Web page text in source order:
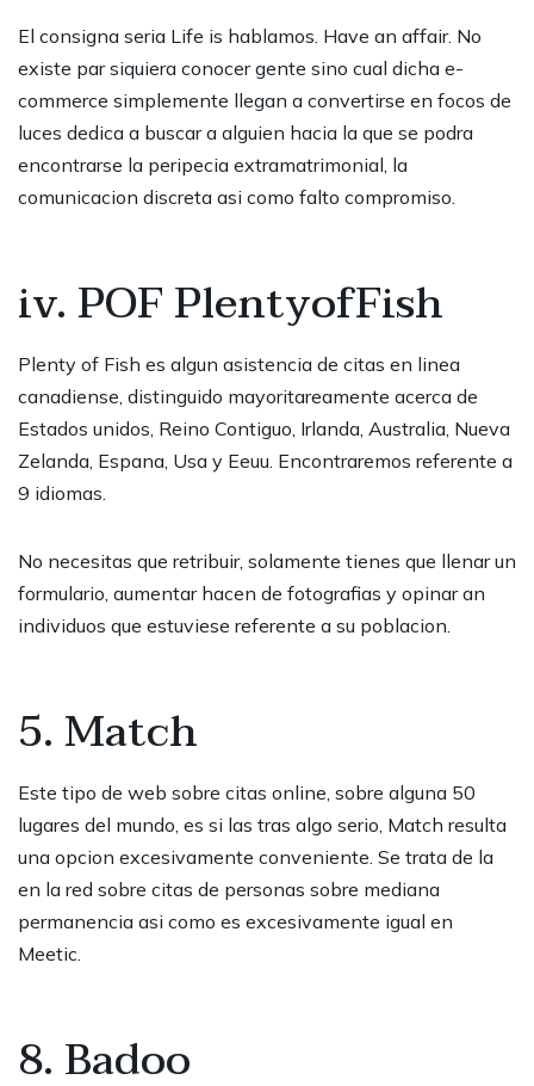
El consigna seria Life is hablamos. Have an affair. No
existe par siquiera conocer gente sino cual dicha e-
commerce simplemente llegan a convertirse en focos de
luces dedica a buscar a alguien hacia la que se podra
encontrarse la peripecia extramatrimonial, la
comunicacion discreta asi como falto compromiso.
iv. POF PlentyofFish
Plenty of Fish es algun asistencia de citas en linea
canadiense, distinguido mayoritareamente acerca de
Estados unidos, Reino Contiguo, Irlanda, Australia, Nueva
Zelanda, Espana, Usa y Eeuu. Encontraremos referente a
9 idiomas.
No necesitas que retribuir, solamente tienes que llenar un
formulario, aumentar hacen de fotografias y opinar an
individuos que estuviese referente a su poblacion.
5. Match
Este tipo de web sobre citas online, sobre alguna 50
lugares del mundo, es si las tras algo serio, Match resulta
una opcion excesivamente conveniente. Se trata de la
en la red sobre citas de personas sobre mediana
permanencia asi como es excesivamente igual en
Meetic.
8. Badoo